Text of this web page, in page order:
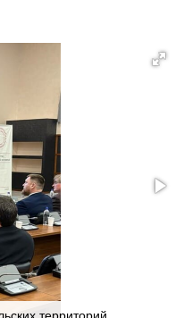
территорий